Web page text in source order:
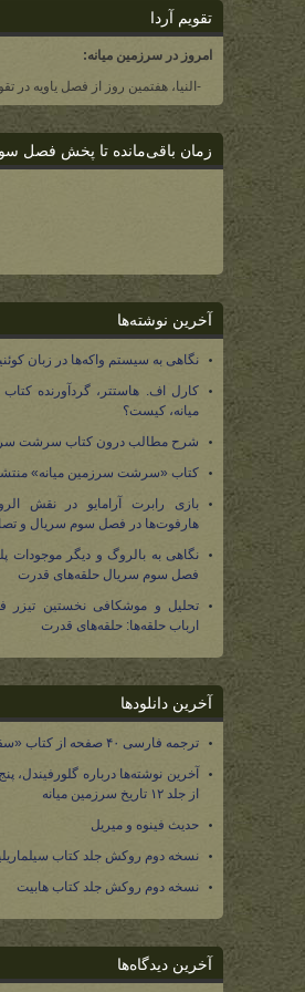
تقویم آردا
امروز در سرزمین میانه:
-النیا، هفتمین روز از فصل یاویه در
زمان باقی‌مانده تا پخش فصل
آخرین نوشته‌ها
نگاهی به سیستم واکه‌ها در زبان
کارل اف. هاستتر، گردآورنده
میانه، کیست؟
شرح مطالب درون کتاب سرشت
کتاب «سرشت سرزمین میانه»
بازی رابرت آرامایو در نقش
هارفوت‌ها در فصل سوم سریال و
نگاهی به بالروگ و دیگر موجودات
فصل سوم سریال حلقه‌های قدرت
تحلیل و موشکافی نخستین
ارباب حلقه‌ها: حلقه‌های قدرت
آخرین دانلودها
ترجمه فارسی ۴۰ صفحه از کتاب «سقوط نومه‌نور»
آخرین نوشته‌ها درباره گلورفیندل،
از جلد ۱۲ تاریخ سرزمین میانه
حدیث فینوه و میریل
نسخه دوم روکش جلد کتاب
نسخه دوم روکش جلد کتاب هابیت
آخرین دیدگاه‌ها